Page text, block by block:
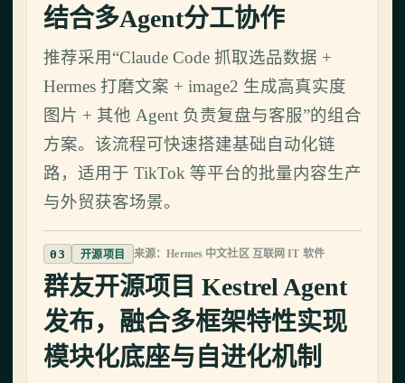
结合多Agent分工协作
推荐采用“Claude Code 抓取选品数据 +
Hermes 打磨文案 + image2 生成高真实度
图片 + 其他 Agent 负责复盘与客服”的组合
方案。该流程可快速搭建基础自动化链
路，适用于 TikTok 等平台的批量内容生产
与外贸获客场景。
03 开源项目 来源：Hermes 中文社区 互联网 IT 软件
群友开源项目 Kestrel Agent
发布，融合多框架特性实现
模块化底座与自进化机制